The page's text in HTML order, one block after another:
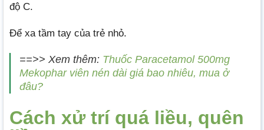
độ C.
Để xa tầm tay của trẻ nhỏ.
==>> Xem thêm: Thuốc Paracetamol 500mg
Mekophar viên nén dài giá bao nhiêu, mua ở
đâu?
Cách xử trí quá liều, quên